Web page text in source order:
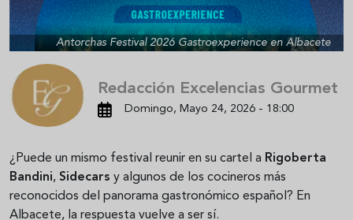
Antorchas Festival 2026 Gastroexperience en Albacete
Redacción Excelencias Gourmet
Domingo, Mayo 24, 2026 - 18:00
¿Puede un mismo festival reunir en su cartel a Rigoberta
Bandini, Sidecars y algunos de los cocineros más
reconocidos del panorama gastronómico español? En
Albacete, la respuesta vuelve a ser sí.